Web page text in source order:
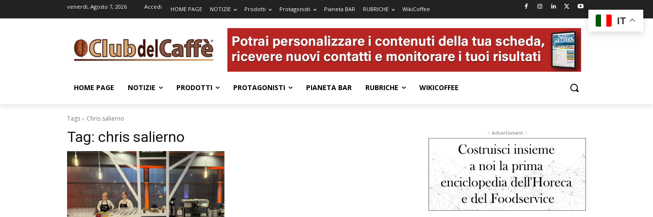
venerdì, Agosto 7, 2026 Accedi HOME PAGE NOTIZIE Prodotti Protagonisti Pianeta BAR RUBRICHE WikiCoffee
HOME PAGE NOTIZIE PRODOTTI PROTAGONISTI PIANETA BAR RUBRICHE WIKICOFFEE
Tags Chris salierno
Tag: chris salierno - Advertisment -
IT